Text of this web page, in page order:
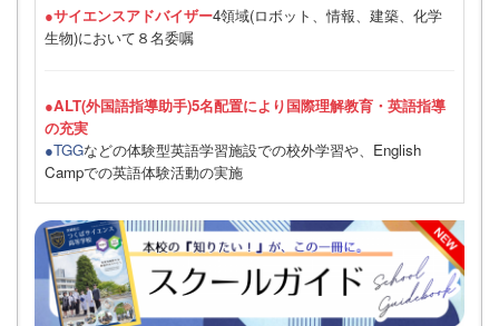
●サイエンスアドバイザー4領域(ロボット、情報、建築、化学
生物)において８名委嘱
●ALT(外国語指導助手)5名配置により国際理解教育・英語指導
の充実
●TGGなどの体験型英語学習施設での校外学習や、English
Campでの英語体験活動の実施